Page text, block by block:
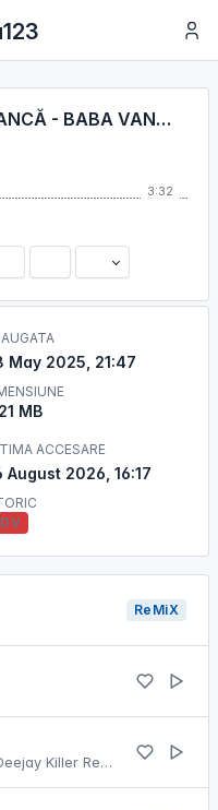
F.CHARM FT. PAULA DANCĂ - BABA VANGA (DJ KALA REMIX)
3:32
May 2025, 21:47
MB
ACCESARE
August 2026, 16:17
ReMiX
Ia-ma-n brate viata mea | Deejay Killer Remix